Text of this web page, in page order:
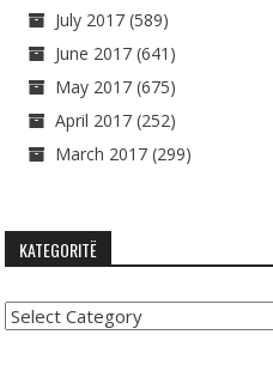
July 2017 (589)
June 2017 (641)
May 2017 (675)
April 2017 (252)
March 2017 (299)
KATEGORITË
Kategoritë